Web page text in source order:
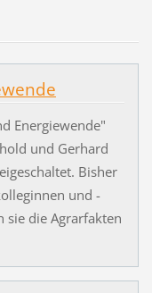
Energiewende"
und Gerhard
Bisher
und -
sie die Agrarfakten